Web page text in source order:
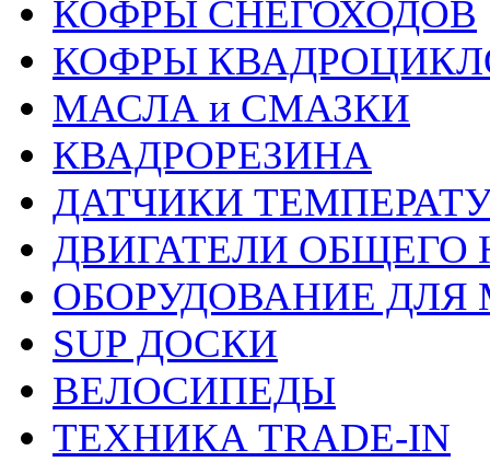
КОФРЫ СНЕГОХОДОВ
КОФРЫ
МАСЛА и СМАЗКИ
КВАДРОРЕЗИНА
ДАТЧИКИ
ДВИГАТЕЛИ ОБЩЕГО
ОБОРУДОВАНИЕ
SUP ДОСКИ
ВЕЛОСИПЕДЫ
ТЕХНИКА TRADE-IN